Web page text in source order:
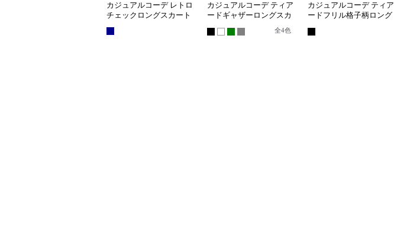
カジュアルコーデ レトロ
チェックロングスカート
カジュアルコーデ ティア
ードギャザーロングスカ
全4色
カジュアルコーデ ティア
ードフリル格子柄ロング